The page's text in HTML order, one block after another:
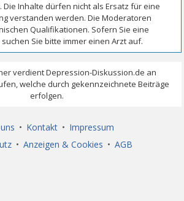
• Kontakt • Impressum
• Anzeigen & Cookies • AGB